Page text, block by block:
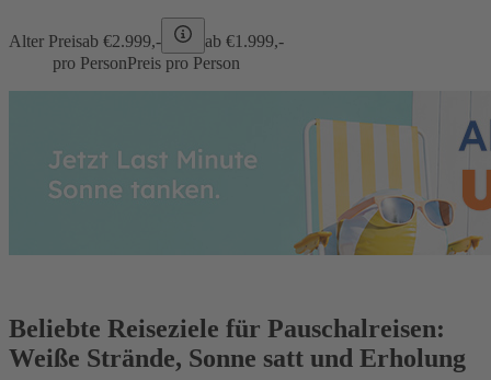
Alter Preisab €2.999,- ab €1.999,-
pro PersonPreis pro Person
Beliebte Reiseziele für Pauschalreisen:
Weiße Strände, Sonne satt und Erholung